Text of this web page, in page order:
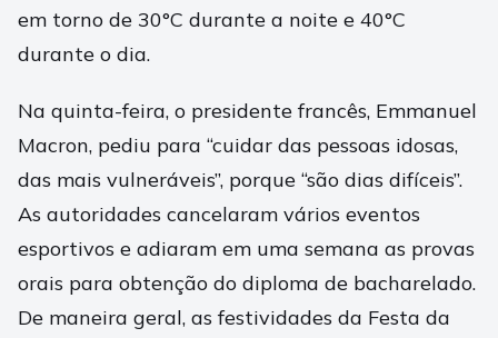
em torno de 30°C durante a noite e 40°C
durante o dia.
Na quinta-feira, o presidente francês, Emmanuel
Macron, pediu para “cuidar das pessoas idosas,
das mais vulneráveis”, porque “são dias difíceis”.
As autoridades cancelaram vários eventos
esportivos e adiaram em uma semana as provas
orais para obtenção do diploma de bacharelado.
De maneira geral, as festividades da Festa da